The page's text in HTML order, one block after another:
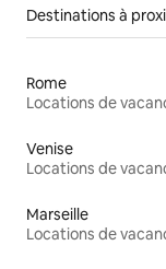
Destinations à
Rome
Locations de
Venise
Locations de
Marseille
Locations de